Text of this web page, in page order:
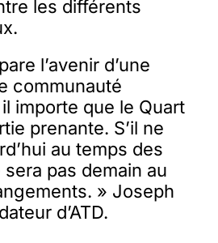
les différents
l’avenir d’une
communauté
importe que le Quart
prenante. S’il ne
au temps des
pas demain au
» Joseph
d’ATD.